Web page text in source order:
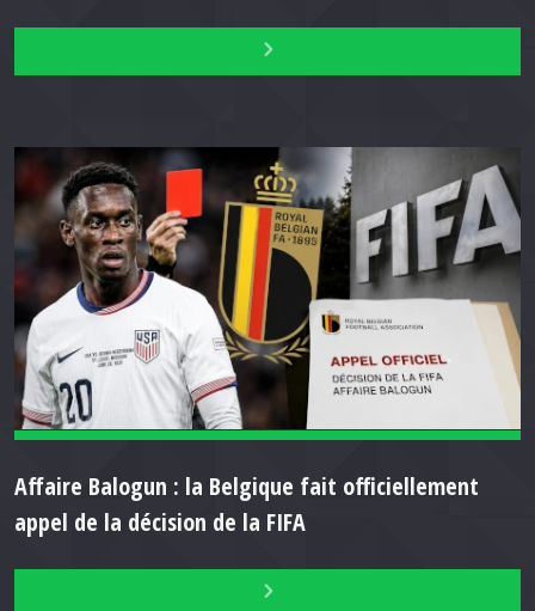
Affaire Balogun : la Belgique fait officiellement
appel de la décision de la FIFA